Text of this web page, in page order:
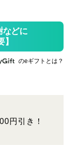
のeギフトとは？
円引き！